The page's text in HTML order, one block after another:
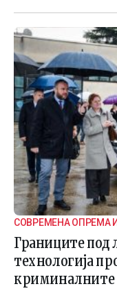
СОВРЕМЕНА ОПРЕМА
ГРАНИЧНАТА
Границите под
технологија
криминалните